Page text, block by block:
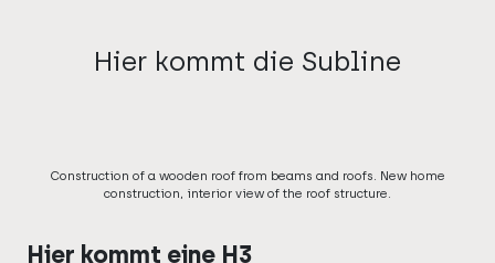
Hier kommt die Subline
Construction of a wooden roof from beams and roofs. New home
construction, interior view of the roof structure.
Hier kommt eine H3